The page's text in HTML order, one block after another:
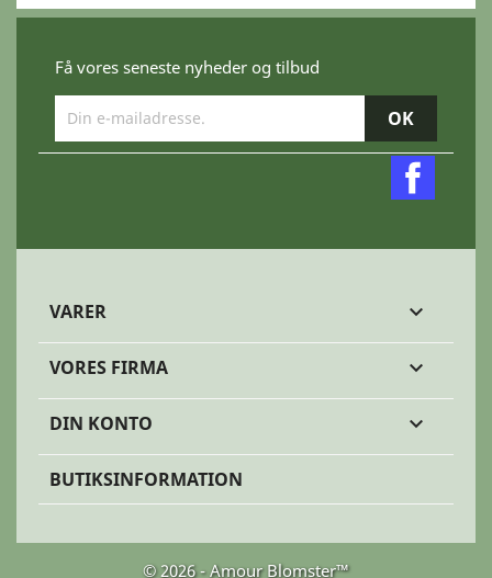
Få vores seneste nyheder og tilbud
VARER 
VORES FIRMA 
DIN KONTO 
BUTIKSINFORMATION
© 2026 - Amour Blomster™